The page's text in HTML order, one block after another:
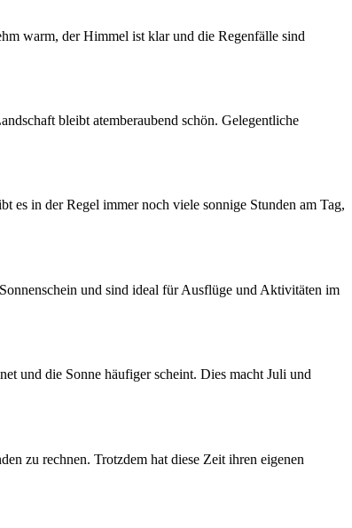
warm, der Himmel ist klar und die Regenfälle sind
bleibt atemberaubend schön. Gelegentliche
es in der Regel immer noch viele sonnige Stunden am Tag,
und sind ideal für Ausflüge und Aktivitäten im
und die Sonne häufiger scheint. Dies macht Juli und
zu rechnen. Trotzdem hat diese Zeit ihren eigenen